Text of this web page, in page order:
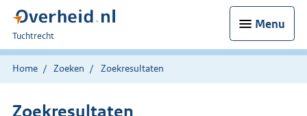
Menu
U
bent
hier:
Tuchtrecht
Home Zoeken Zoekresultaten
Zoekresultaten